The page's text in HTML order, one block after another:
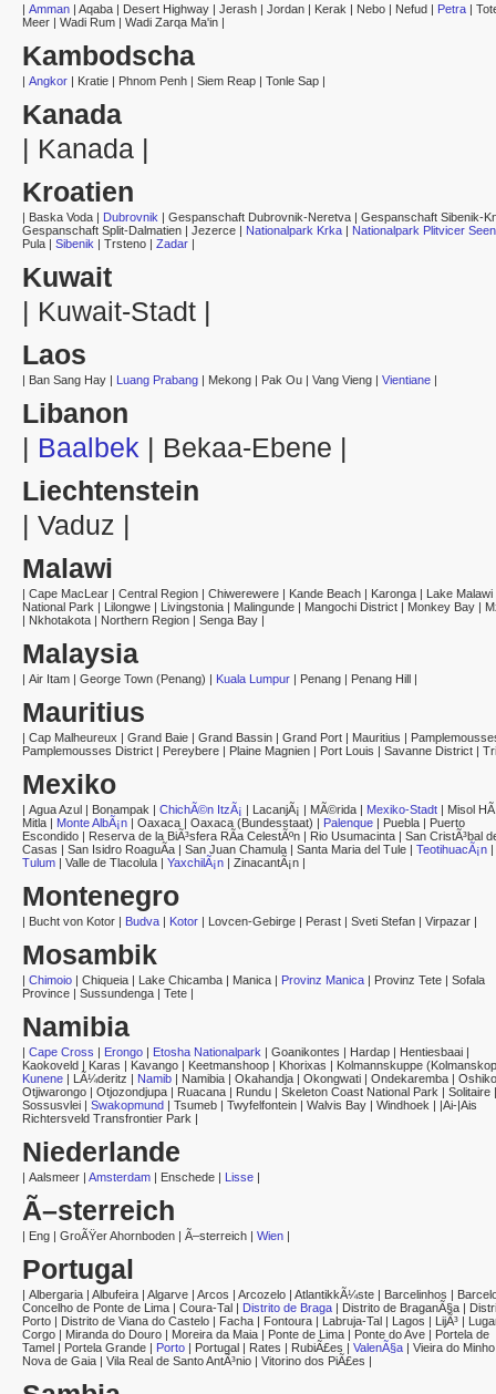
| Amman | Aqaba | Desert Highway | Jerash | Jordan | Kerak | Nebo | Nefud | Petra |
Meer | Wadi Rum | Wadi Zarqa Ma'in |
Kambodscha
| Angkor | Kratie | Phnom Penh | Siem Reap | Tonle Sap |
Kanada
| Kanada |
Kroatien
| Baska Voda | Dubrovnik | Gespanschaft Dubrovnik-Neretva | Gespanschaft Sibenik-
Gespanschaft Split-Dalmatien | Jezerce | Nationalpark Krka | Nationalpark Plitvicer Seen
Pula | Sibenik | Trsteno | Zadar |
Kuwait
| Kuwait-Stadt |
Laos
| Ban Sang Hay | Luang Prabang | Mekong | Pak Ou | Vang Vieng | Vientiane |
Libanon
| Baalbek | Bekaa-Ebene |
Liechtenstein
| Vaduz |
Malawi
| Cape MacLear | Central Region | Chiwerewere | Kande Beach | Karonga | Lake Malawi
National Park | Lilongwe | Livingstonia | Malingunde | Mangochi District | Monkey Bay |
| Nkhotakota | Northern Region | Senga Bay |
Malaysia
| Air Itam | George Town (Penang) | Kuala Lumpur | Penang | Penang Hill |
Mauritius
| Cap Malheureux | Grand Baie | Grand Bassin | Grand Port | Mauritius |
Pamplemousses District | Pereybere | Plaine Magnien | Port Louis | Savanne District |
Mexiko
| Agua Azul | Bonampak | ChichÃ©n ItzÃ¡ | LacanjÃ¡ | MÃ©rida | Mexiko-Stadt | Misol
Mitla | Monte AlbÃ¡n | Oaxaca | Oaxaca (Bundesstaat) | Palenque | Puebla | Puerto
Escondido | Reserva de la BiÃ³sfera RÃ­a CelestÃºn | Rio Usumacinta | San CristÃ³bal
Casas | San Isidro RoaguÃ­a | San Juan Chamula | Santa Maria del Tule | TeotihuacÃ¡n |
Tulum | Valle de Tlacolula | YaxchilÃ¡n | ZinacantÃ¡n |
Montenegro
| Bucht von Kotor | Budva | Kotor | Lovcen-Gebirge | Perast | Sveti Stefan | Virpazar |
Mosambik
| Chimoio | Chiqueia | Lake Chicamba | Manica | Provinz Manica | Provinz Tete | Sofala
Province | Sussundenga | Tete |
Namibia
| Cape Cross | Erongo | Etosha Nationalpark | Goanikontes | Hardap | Hentiesbaai |
Kaokoveld | Karas | Kavango | Keetmanshoop | Khorixas | Kolmannskuppe
Kunene | LÃ¼deritz | Namib | Namibia | Okahandja | Okongwati | Ondekaremba |
Otjiwarongo | Otjozondjupa | Ruacana | Rundu | Skeleton Coast National Park | Solitaire |
Sossusvlei | Swakopmund | Tsumeb | Twyfelfontein | Walvis Bay | Windhoek | |Ai-|Ais
Richtersveld Transfrontier Park |
Niederlande
| Aalsmeer | Amsterdam | Enschede | Lisse |
Ã–sterreich
| Eng | GroÃŸer Ahornboden | Ã–sterreich | Wien |
Portugal
| Albergaria | Albufeira | Algarve | Arcos | Arcozelo | AtlantikkÃ¼ste | Barcelinhos |
Concelho de Ponte de Lima | Coura-Tal | Distrito de Braga | Distrito de BraganÃ§a |
Porto | Distrito de Viana do Castelo | Facha | Fontoura | Labruja-Tal | Lagos | LijÃ³ |
Corgo | Miranda do Douro | Moreira da Maia | Ponte de Lima | Ponte do Ave | Portela de
Tamel | Portela Grande | Porto | Portugal | Rates | RubiÃ£es | ValenÃ§a | Vieira do Minho
Nova de Gaia | Vila Real de Santo AntÃ³nio | Vitorino dos PiÃ£es |